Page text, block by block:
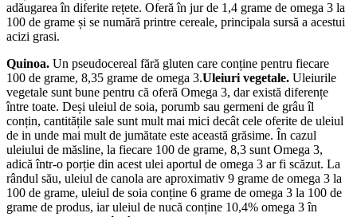
adăugarea în diferite rețete. Oferă în jur de 1,4 grame de omega 3 la
100 de grame și se numără printre cereale, principala sursă a acestui
acizi grasi.
Quinoa. Un pseudocereal fără gluten care conține pentru fiecare
100 de grame, 8,35 grame de omega 3.Uleiuri vegetale. Uleiurile
vegetale sunt bune pentru că oferă Omega 3, dar există diferențe
între toate. Deși uleiul de soia, porumb sau germeni de grâu îl
conțin, cantitățile sale sunt mult mai mici decât cele oferite de uleiul
de in unde mai mult de jumătate este această grăsime. În cazul
uleiului de măsline, la fiecare 100 de grame, 8,3 sunt Omega 3,
adică într-o porție din acest ulei aportul de omega 3 ar fi scăzut. La
rândul său, uleiul de canola are aproximativ 9 grame de omega 3 la
100 de grame, uleiul de soia conține 6 grame de omega 3 la 100 de
grame de produs, iar uleiul de nucă conține 10,4% omega 3 în